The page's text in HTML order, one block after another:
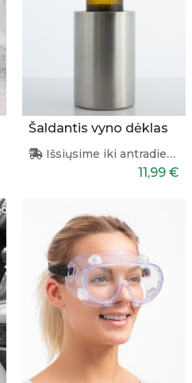
Šaldantis vyno dėklas
Išsiųsime iki antradienio
11,99 €